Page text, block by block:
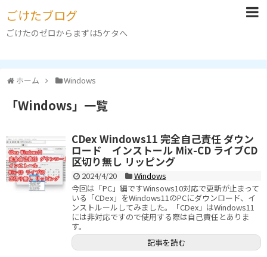
ごけたブログ
ごけたのゼロからまずは5ケタへ
ホーム Windows
「Windows」 一覧
CDex Windows11 完全自己責任 ダウン
ロード インストール Mix-CD ライブCD
区切り無し リッピング
2024/4/20
Windows
今回は「PC」編ですWinsows10対応で更新が止まって
いる「CDex」をWindows11のPCにダウンロード、イ
ンストルールしてみました。「CDex」はWindows11
には非対応ですので使用する際は自己責任とありま
す。
記事を読む